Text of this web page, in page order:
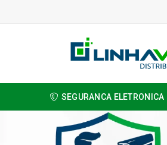
SEGURANCA ELETRONICA